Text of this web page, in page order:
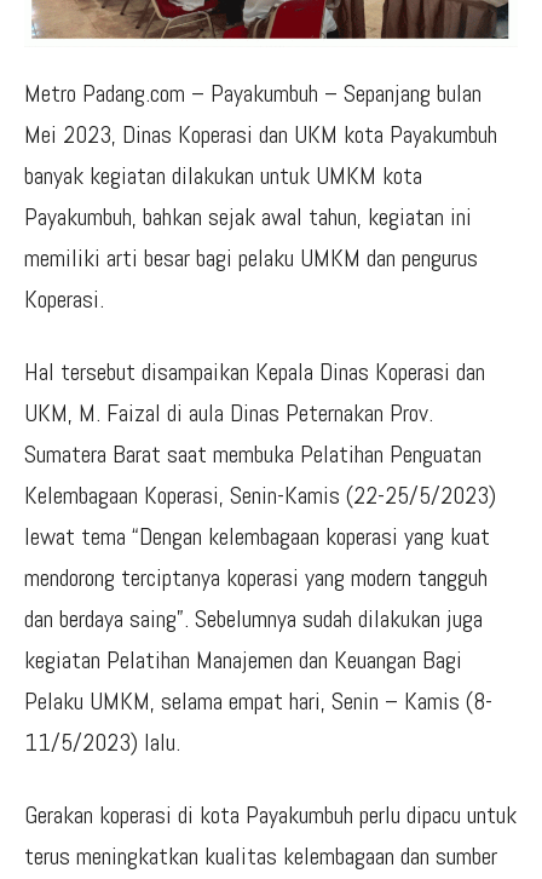
Metro Padang.com – Payakumbuh – Sepanjang bulan
Mei 2023, Dinas Koperasi dan UKM kota Payakumbuh
banyak kegiatan dilakukan untuk UMKM kota
Payakumbuh, bahkan sejak awal tahun, kegiatan ini
memiliki arti besar bagi pelaku UMKM dan pengurus
Koperasi.
Hal tersebut disampaikan Kepala Dinas Koperasi dan
UKM, M. Faizal di aula Dinas Peternakan Prov.
Sumatera Barat saat membuka Pelatihan Penguatan
Kelembagaan Koperasi, Senin-Kamis (22-25/5/2023)
lewat tema “Dengan kelembagaan koperasi yang kuat
mendorong terciptanya koperasi yang modern tangguh
dan berdaya saing”. Sebelumnya sudah dilakukan juga
kegiatan Pelatihan Manajemen dan Keuangan Bagi
Pelaku UMKM, selama empat hari, Senin – Kamis (8-
11/5/2023) lalu.
Gerakan koperasi di kota Payakumbuh perlu dipacu untuk
terus meningkatkan kualitas kelembagaan dan sumber